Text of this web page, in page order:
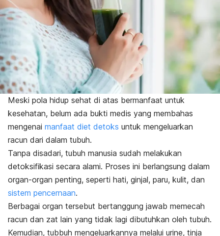
Meski pola hidup sehat di atas bermanfaat untuk
kesehatan, belum ada bukti medis yang membahas
mengenai manfaat diet detoks untuk mengeluarkan
racun dari dalam tubuh.
Tanpa disadari, tubuh manusia sudah melakukan
detoksifikasi secara alami. Proses ini berlangsung dalam
organ-organ penting, seperti hati, ginjal, paru, kulit, dan
sistem pencernaan.
Berbagai organ tersebut bertanggung jawab memecah
racun dan zat lain yang tidak lagi dibutuhkan oleh tubuh.
Kemudian, tubbuh mengeluarkannya melalui urine, tinja